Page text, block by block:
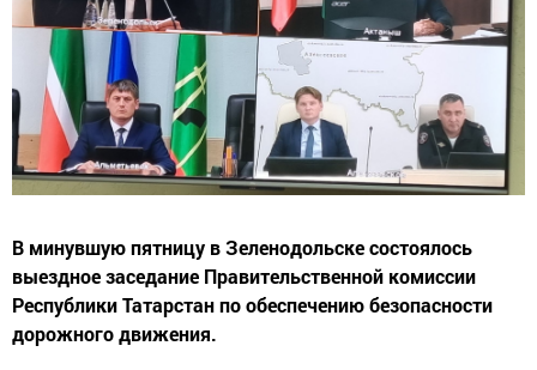
В минувшую пятницу в Зеленодольске состоялось
выездное заседание Правительственной комиссии
Республики Татарстан по обеспечению безопасности
дорожного движения.